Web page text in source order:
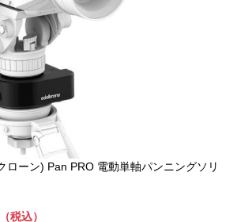
ローン) Pan PRO 電動単軸パンニングソリ
税込）